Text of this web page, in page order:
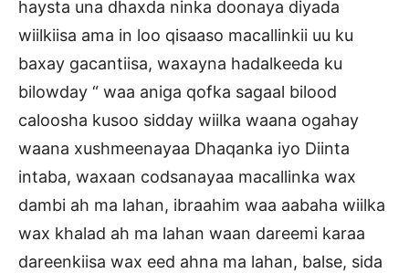
haysta una dhaxda ninka doonaya diyada
wiilkiisa ama in loo qisaaso macallinkii uu ku
baxay gacantiisa, waxayna hadalkeeda ku
bilowday “ waa aniga qofka sagaal bilood
caloosha kusoo sidday wiilka waana ogahay
waana xushmeenayaa Dhaqanka iyo Diinta
intaba, waxaan codsanayaa macallinka wax
dambi ah ma lahan, ibraahim waa aabaha wiilka
wax khalad ah ma lahan waan dareemi karaa
dareenkiisa wax eed ahna ma lahan, balse, sida